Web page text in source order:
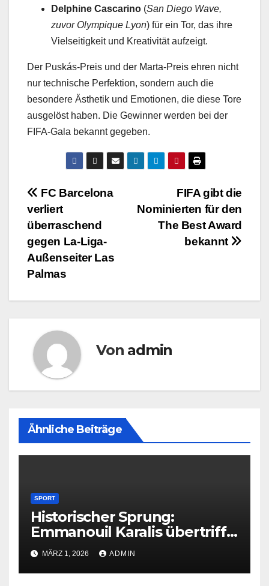
Delphine Cascarino (San Diego Wave,
zuvor Olympique Lyon) für ein Tor, das ihre
Vielseitigkeit und Kreativität aufzeigt.
Der Puskás-Preis und der Marta-Preis ehren nicht
nur technische Perfektion, sondern auch die
besondere Ästhetik und Emotionen, die diese Tore
ausgelöst haben. Die Gewinner werden bei der
FIFA-Gala bekannt gegeben.
BeitragsnavigationFIFA gibt die
Nominierten für den
The Best Award
bekannt
FC Barcelona
verliert
überraschend
gegen La-Liga-
Außenseiter Las
Palmas
Von admin
Ähnliche Beiträge
SPORT
Historischer Sprung:
Emmanouil Karalis übertrifft
Bubkas Bestmarke
MÄRZ 1, 2026 ADMIN